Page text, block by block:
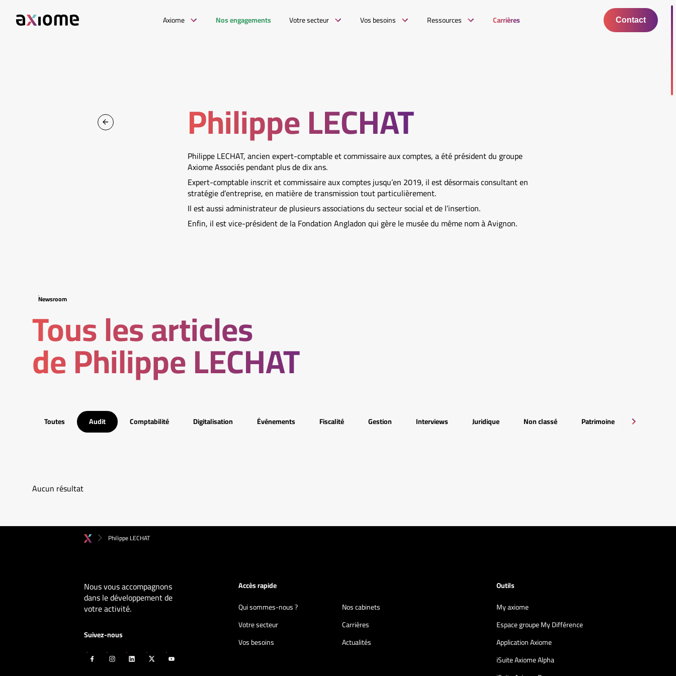
Axiome Nos engagements Votre secteur Vos besoins Ressources Carrières Contact
Philippe LECHAT
Philippe LECHAT, ancien expert-comptable et commissaire aux comptes, a été président du groupe
Axiome Associés pendant plus de dix ans.
Expert-comptable inscrit et commissaire aux comptes jusqu’en 2019, il est désormais consultant en
stratégie d’entreprise, en matière de transmission tout particulièrement.
Il est aussi administrateur de plusieurs associations du secteur social et de l’insertion.
Enfin, il est vice-président de la Fondation Angladon qui gère le musée du même nom à Avignon.
Newsroom
Tous les articles
de Philippe LECHAT
Toutes Audit Comptabilité Digitalisation Événements Fiscalité Gestion Interviews Juridique Non classé Patrimoine
Aucun résultat
Philippe LECHAT
Nous vous accompagnons
dans le développement de
votre activité.
Suivez-nous
Accès rapide
Qui sommes-nous ?
Nos cabinets
Votre secteur
Carrières
Vos besoins
Actualités
Outils
My axiome
Espace groupe My Différence
Application Axiome
iSuite Axiome Alpha